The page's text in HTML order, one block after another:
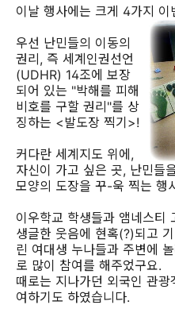
이날 행사에는 크게 4가지 이
우선 난민들의 이동의
권리, 즉 세계인권선언
(UDHR) 14조에 보장
되어 있는 "박해를 피해
비호를 구할 권리"를 상
징하는 <발도장 찍기>!
커다란 세계지도 위에,
자신이 가고 싶은 곳, 난민들
모양의 도장을 꾸-욱 찍는 행
이우학교 학생들과 앰네스티
생글한 웃음에 현혹(?)되고
린 여대생 누나들과 주변에
로 많이 참여를 해주었구요.
때로는 지나가던 외국인 관
여하기도 하였습니다.